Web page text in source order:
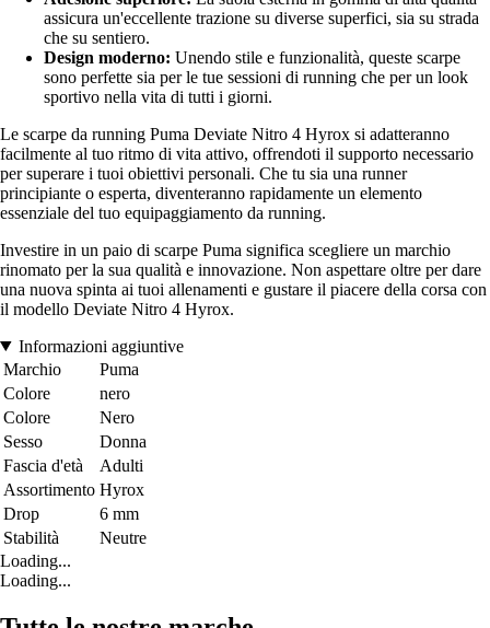
assicura un'eccellente trazione su diverse superfici, sia su strada
che su sentiero.
Design moderno: Unendo stile e funzionalità, queste scarpe
sono perfette sia per le tue sessioni di running che per un look
sportivo nella vita di tutti i giorni.
Le scarpe da running Puma Deviate Nitro 4 Hyrox si adatteranno
facilmente al tuo ritmo di vita attivo, offrendoti il supporto necessario
per superare i tuoi obiettivi personali. Che tu sia una runner
principiante o esperta, diventeranno rapidamente un elemento
essenziale del tuo equipaggiamento da running.
Investire in un paio di scarpe Puma significa scegliere un marchio
rinomato per la sua qualità e innovazione. Non aspettare oltre per dare
una nuova spinta ai tuoi allenamenti e gustare il piacere della corsa con
il modello Deviate Nitro 4 Hyrox.
Informazioni aggiuntive
Marchio
Puma
Colore
nero
Colore
Nero
Sesso
Donna
Fascia d'età
Adulti
Assortimento Hyrox
Drop
6 mm
Stabilità
Neutre
Loading...
Loading...